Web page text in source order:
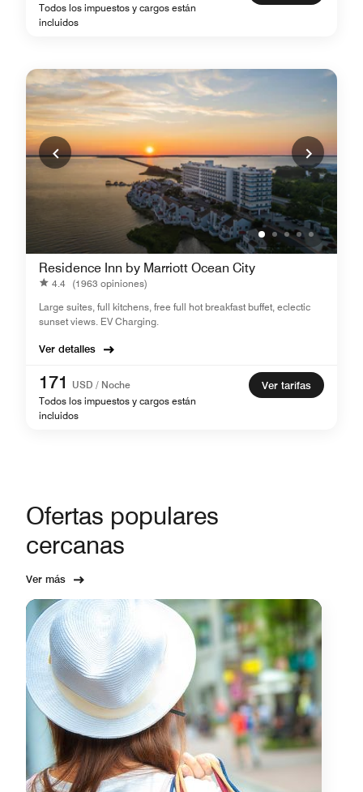
Todos los impuestos y cargos están
incluidos
Residence Inn by Marriott Ocean City
4.4 (1963 opiniones)
Large suites, full kitchens, free full hot breakfast buffet, eclectic
sunset views. EV Charging.
Ver detalles
171
USD / Noche
Todos los impuestos y cargos están
incluidos
Ver tarifas
Ofertas populares
cercanas
Ver más